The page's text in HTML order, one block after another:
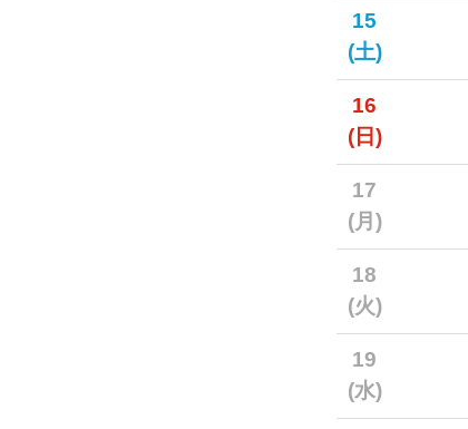
15
(土)
16
(日)
17
(月)
18
(火)
19
(水)